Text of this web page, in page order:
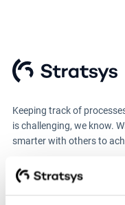
Keeping track of
is challenging, we know.
smarter with others to
Solutions